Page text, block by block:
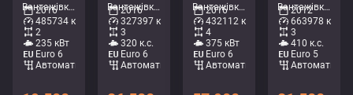
Вантажівки - Короб • M754-0553
2016
485734 км
2
235 кВт
Euro 6
Автоматичний
Вантажівки - Холодильник • M714-0584
2016
327397 км
3
320 к.с.
Euro 6
Автоматичний
Вантажівки - Кран-самоскид • M571-8434
2016
432112 км
4
375 кВт
Euro 6
Автоматичний
Вантажівки - Холодильник • M420-1252
2012
663978 км
3
410 к.с.
Euro 5